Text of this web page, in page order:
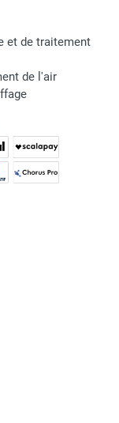
et de traitement
de l'air